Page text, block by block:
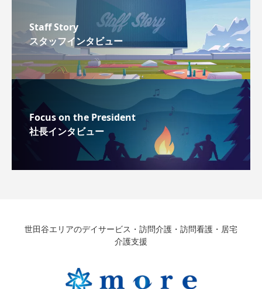
Staff Story
スタッフインタビュー
Focus on the President
社長インタビュー
世田谷エリアのデイサービス・訪問介護・訪問看護・居宅
介護支援